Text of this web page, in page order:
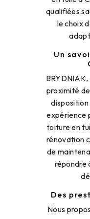
qualifiées
le choix
Un
proximité
expérience
toiture en
rénovation
de
répondre
Des
Nous